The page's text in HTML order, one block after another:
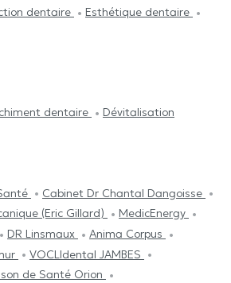
dentaire
Esthétique dentaire
dentaire Dévitalisation
Cabinet Dr Chantal Dangoisse
(Eric Gillard)
MedicEnergy
DR Linsmaux
Anima Corpus
VOCLIdental JAMBES
de Santé Orion